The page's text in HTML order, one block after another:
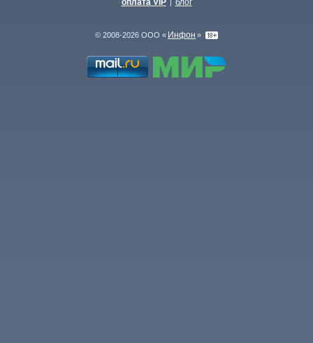
оплата VIP | блог
© 2008-2026 ООО « Инфон »